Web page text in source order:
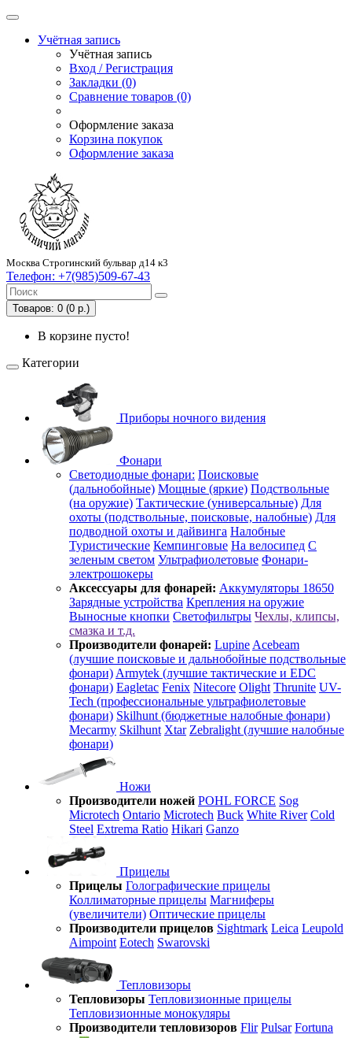
Учётная запись
Учётная запись
Вход / Регистрация
Закладки (0)
Сравнение товаров (0)
Оформление заказа
Корзина покупок
Оформление заказа
Москва Строгинский бульвар д14 к3
Телефон: +7(985)509-67-43
Товаров: 0 (0 р.)
В корзине пусто!
Категории
Приборы ночного видения
Фонари
Светодиодные фонари: Поисковые
(дальнобойные) Мощные (яркие) Подствольные
(на оружие) Тактические (универсальные) Для
охоты (подствольные, поисковые, налобные) Для
подводной охоты и дайвинга Налобные
Туристические Кемпинговые На велосипед С
зеленым светом Ультрафиолетовые Фонари-
электрошокеры
Аксессуары для фонарей: Аккумуляторы 18650
Зарядные устройства Крепления на оружие
Выносные кнопки Светофильтры Чехлы, клипсы,
смазка и т.д.
Производители фонарей: Lupine Acebeam
(лучшие поисковые и дальнобойные подствольные
фонари) Armytek (лучшие тактические и EDC
фонари) Eagletac Fenix Nitecore Olight Thrunite UV-
Tech (профессиональные ультрафиолетовые
фонари) Skilhunt (бюджетные налобные фонари)
Mecarmy Skilhunt Xtar Zebralight (лучшие налобные
фонари)
Ножи
Производители ножей POHL FORCE Sog
Microtech Ontario Microtech Buck White River Cold
Steel Extrema Ratio Hikari Ganzo
Прицелы
Прицелы Голографические прицелы
Коллиматорные прицелы Магниферы
(увеличители) Оптические прицелы
Производители прицелов Sightmark Leica Leupold
Aimpoint Eotech Swarovski
Тепловизоры
Тепловизоры Тепловизионные прицелы
Тепловизионные монокуляры
Производители тепловизоров Flir Pulsar Fortuna